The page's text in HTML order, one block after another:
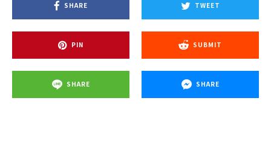
SHARE TWEET
PIN SUBMIT
SHARE SHARE